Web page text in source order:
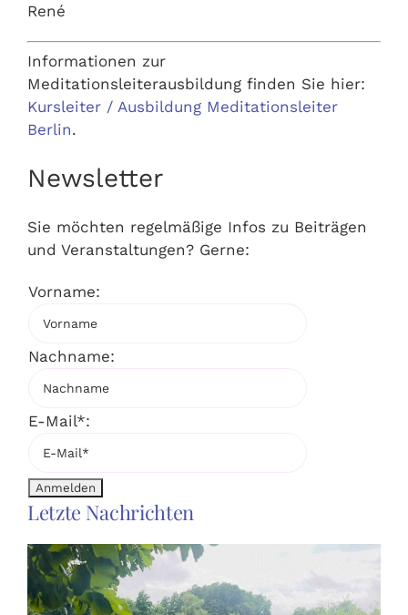
René
Informationen zur
Meditationsleiterausbildung finden Sie hier:
Kursleiter / Ausbildung Meditationsleiter
Berlin.
Newsletter
Sie möchten regelmäßige Infos zu Beiträgen
und Veranstaltungen? Gerne:
Vorname:
Nachname:
E-Mail*:
Letzte Nachrichten